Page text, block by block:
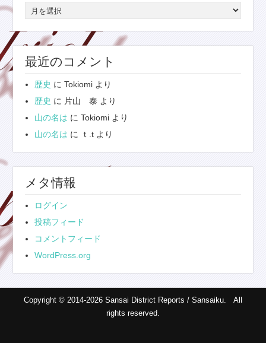
ア
ー
カ
イ
ブ
最近のコメント
歴史 にTokiomi より
歴史 に 片山 泰 より
山の名は にTokiomi より
山の名は に ｔ.t より
メタ情報
ログイン
投稿フィード
コメントフィード
WordPress.org
Copyright © 2014-2026 Sansai District Reports / Sansaiku. All
rights reserved.